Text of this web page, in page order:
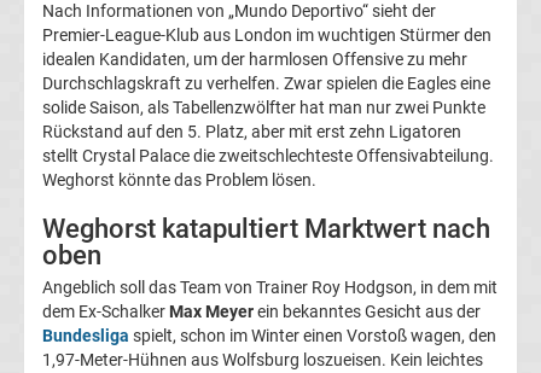
DFB-
Pokal
Champions
League
Europa
League
Nach Informationen von „Mundo Deportivo“ sieht der
Premier-League-Klub aus London im wuchtigen Stürmer den
idealen Kandidaten, um der harmlosen Offensive zu mehr
Durchschlagskraft zu verhelfen. Zwar spielen die Eagles eine
solide Saison, als Tabellenzwölfter hat man nur zwei Punkte
Rückstand auf den 5. Platz, aber mit erst zehn Ligatoren
stellt Crystal Palace die zweitschlechteste Offensivabteilung.
Weghorst könnte das Problem lösen.
Weghorst katapultiert Marktwert nach
oben
Angeblich soll das Team von Trainer Roy Hodgson, in dem mit
dem Ex-Schalker Max Meyerein bekanntes Gesicht aus der
Bundesliga spielt, schon im Winter einen Vorstoß wagen, den
1,97-Meter-Hühnen aus Wolfsburg loszueisen. Kein leichtes